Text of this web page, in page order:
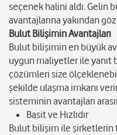
seçenek halini aldı. Gelin
avantajlarına yakından
Bulut Bilişimin Avantajları
Bulut bilişimin en büyük
uygun maliyetler ile
çözümleri size
şekilde ulaşma imkanı
sisteminin avantajları
Basit ve Hızlıdır
Bulut bilişim ile şirketlerin